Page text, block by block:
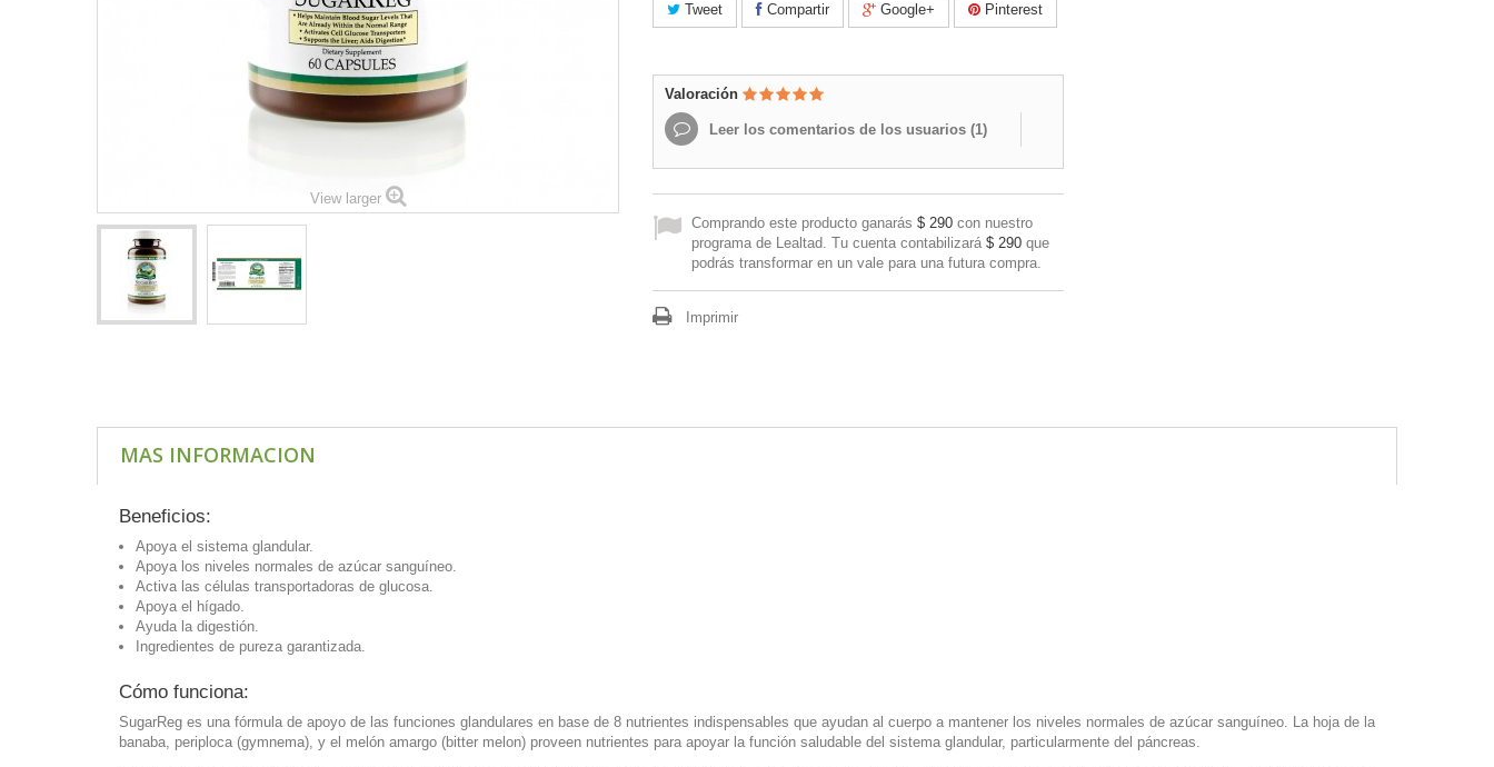
View larger
Tweet Compartir Google+ Pinterest
Valoración
Leer los comentarios de los usuarios (1)
Comprando este producto ganarás $ 290 con nuestro
programa de Lealtad. Tu cuenta contabilizará $ 290 que
podrás transformar en un vale para una futura compra.
Imprimir
MAS INFORMACION
Beneficios:
Apoya el sistema glandular.
Apoya los niveles normales de azúcar sanguíneo.
Activa las células transportadoras de glucosa.
Apoya el hígado.
Ayuda la digestión.
Ingredientes de pureza garantizada.
Cómo funciona:
SugarReg es una fórmula de apoyo de las funciones glandulares en base de 8 nutrientes indispensables que ayudan al cuerpo a mantener los niveles normales de azúcar sanguíneo. La hoja de la
banaba, periploca (gymnema), y el melón amargo (bitter melon) proveen nutrientes para apoyar la función saludable del sistema glandular, particularmente del páncreas.